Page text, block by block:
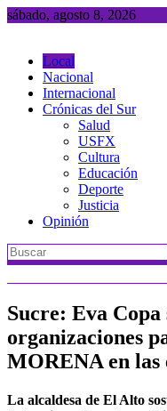
Saltar
sábado, agosto 8, 2026
Local
Nacional
Internacional
Crónicas del Sur
Salud
USFX
Cultura
Educación
Deporte
Justicia
Opinión
Sucre: Eva Copa
organizaciones
MORENA en las
La alcaldesa de El Alto